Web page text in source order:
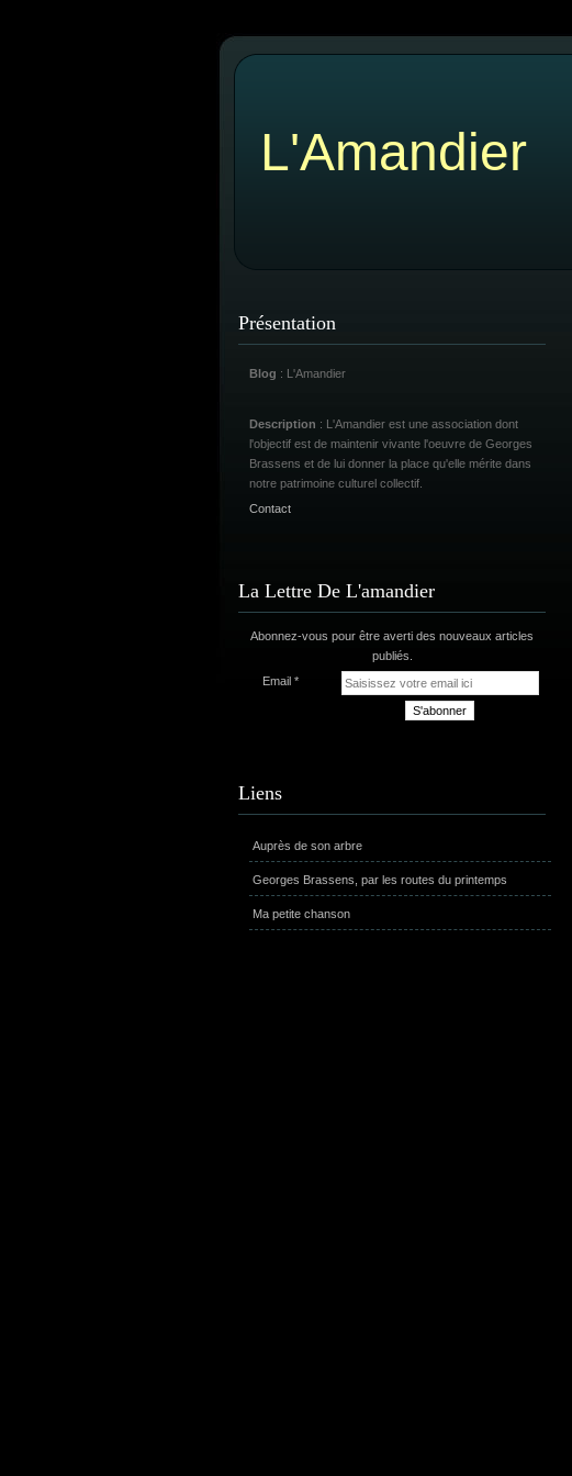
L'Amandier
Présentation
Blog : L'Amandier
Description : L'Amandier est une association dont
l'objectif est de maintenir vivante l'oeuvre de Georges
Brassens et de lui donner la place qu'elle mérite dans
notre patrimoine culturel collectif.
Contact
La Lettre De L'amandier
Abonnez-vous pour être averti des nouveaux articles
publiés.
Email
Liens
Auprès de son arbre
Georges Brassens, par les routes du printemps
Ma petite chanson